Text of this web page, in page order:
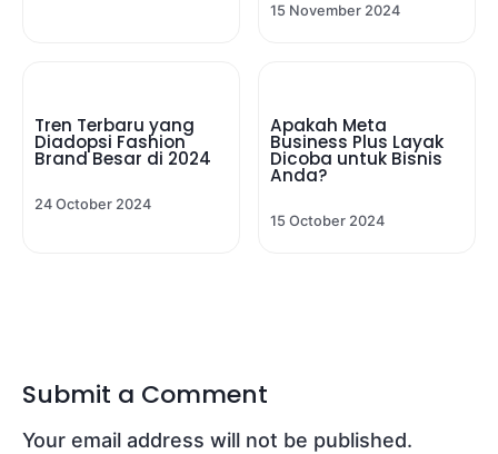
15 November 2024
Tren Terbaru yang
Diadopsi Fashion
Brand Besar di 2024
24 October 2024
Apakah Meta
Business Plus Layak
Dicoba untuk Bisnis
Anda?
15 October 2024
Submit a Comment
Your email address will not be published.